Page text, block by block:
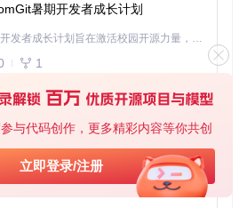
与代码创作，更多精彩内容等你共创
立即登录/注册
流程
据采集为例
暑期开发者成长计划
「源启盛夏」暑期校园开发者成长计划旨在激活校园开源力量，通过积分激励、认证扶持、资源倾斜等形式，引导高校组织和开发者完成「入驻 — 建项目 — 做贡献 — 获认证 — 得资源」的完整闭环。无论你是想带领社团入驻平台的组织者，还是希望用代码贡献证明自己的开发者，都能在这里找到属于你的成长路径。
1
基于Python的Xiaozhi AI，适用于想要完整Xiaozhi体验而无需拥有专用硬件的用户。
1